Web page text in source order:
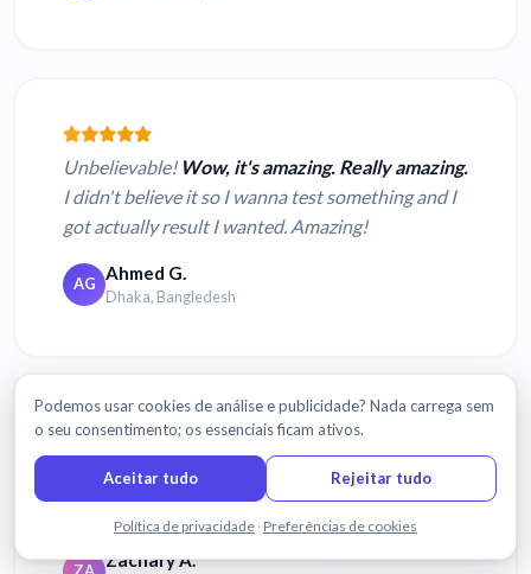
Unbelievable! Wow, it's amazing. Really amazing.
I didn't believe it so I wanna test something and I
got actually result I wanted. Amazing!
AG Ahmed G.
Dhaka, Bangledesh
It was excellent and almost entirely spot on with
Zachary A.
Fale connosco
Podemos usar cookies de análise e publicidade? Nada carrega sem
o seu consentimento; os essenciais ficam ativos.
Aceitar tudo Rejeitar tudo
Política de privacidade · Preferências de cookies